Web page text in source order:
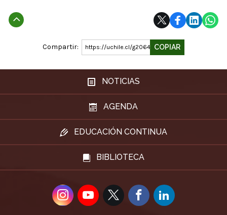
Subir
Compartir: https://uchile.cl/g206486COPIAR
NOTICIAS
AGENDA
EDUCACIÓN CONTINUA
BIBLIOTECA